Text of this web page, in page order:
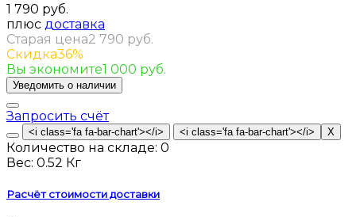
1 790 руб.
плюс доставка
Старая цена2 790 руб.
Скидка36%
Вы экономите1 000 руб.
Запросить счёт
Количество на складе: 0
Вес: 0.52 Кг
Расчёт стоимости доставки